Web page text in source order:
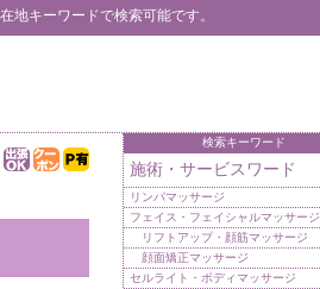
地キーワードで検索可能です。
検索キーワード
施術・サービスワード
リンパマッサージ
フェイス・フェイシャルマッサージ
リフトアップ・顔筋マッサージ
顔面矯正マッサージ
セルライト・ボディマッサージ